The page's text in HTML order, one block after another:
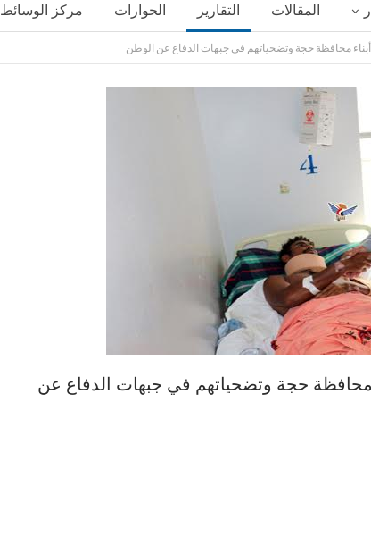
المقالات التقارير الحوارات مركز الوسائط
أبناء محافظة حجة وتضحياتهم في جبهات الدفاع عن الوطن
محافظة حجة وتضحياتهم في جبهات الدفاع عن